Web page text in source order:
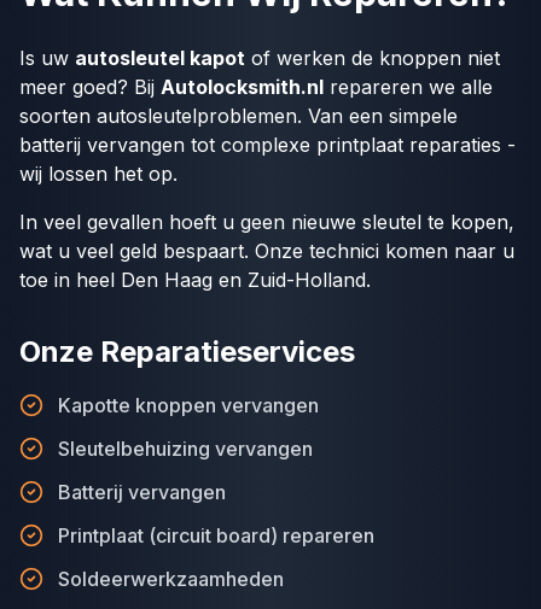
Is uw autosleutel kapot of werken de knoppen niet
meer goed? Bij Autolocksmith.nl repareren we alle
soorten autosleutelproblemen. Van een simpele
batterij vervangen tot complexe printplaat reparaties -
wij lossen het op.
In veel gevallen hoeft u geen nieuwe sleutel te kopen,
wat u veel geld bespaart. Onze technici komen naar u
toe in heel Den Haag en Zuid-Holland.
Onze Reparatieservices
Kapotte knoppen vervangen
Sleutelbehuizing vervangen
Batterij vervangen
Printplaat (circuit board) repareren
Soldeerwerkzaamheden